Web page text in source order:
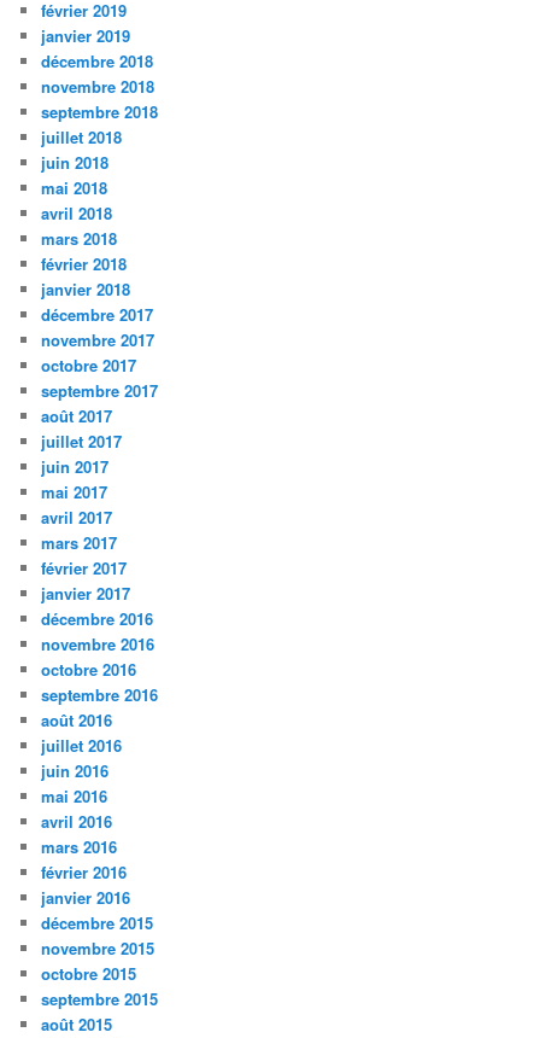
février 2019
janvier 2019
décembre 2018
novembre 2018
septembre 2018
juillet 2018
juin 2018
mai 2018
avril 2018
mars 2018
février 2018
janvier 2018
décembre 2017
novembre 2017
octobre 2017
septembre 2017
août 2017
juillet 2017
juin 2017
mai 2017
avril 2017
mars 2017
février 2017
janvier 2017
décembre 2016
novembre 2016
octobre 2016
septembre 2016
août 2016
juillet 2016
juin 2016
mai 2016
avril 2016
mars 2016
février 2016
janvier 2016
décembre 2015
novembre 2015
octobre 2015
septembre 2015
août 2015